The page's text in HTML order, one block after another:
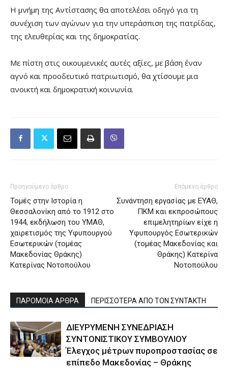
Η μνήμη της Αντίστασης θα αποτελέσει οδηγό για τη
συνέχιση των αγώνων για την υπεράσπιση της πατρίδας,
της ελευθερίας και της δημοκρατίας.
Με πίστη στις οικουμενικές αυτές αξίες, με βάση έναν
αγνό και προοδευτικό πατριωτισμό, θα χτίσουμε μια
ανοικτή και δημοκρατική κοινωνία.
Προηγούμενο άρθρο
Τομές στην Ιστορία η
Θεσσαλονίκη από το 1912 στο
1944, εκδήλωση του ΥΜΑΘ,
χαιρετισμός της Υφυπουργού
Εσωτερικών (τομέας
Μακεδονίας Θράκης)
Κατερίνας Νοτοπούλου
Επόμενο άρθρο
Συνάντηση εργασίας με ΕΥΑΘ,
ΠΚΜ και εκπροσώπους
επιμελητηρίων είχε η
Υφυπουργός Εσωτερικών
(τομέας Μακεδονίας και
Θράκης) Κατερίνα
Νοτοπούλου
ΠΑΡΟΜΟΙΑ ΑΡΘΡΑ ΠΕΡΙΣΣΟΤΕΡΑ ΑΠΟ ΤΟΝ ΣΥΝΤΑΚΤΗ
ΔΙΕΥΡΥΜΕΝΗ ΣΥΝΕΔΡΙΑΣΗ
ΣΥΝΤΟΝΙΣΤΙΚΟΥ ΣΥΜΒΟΥΛΙΟΥ
Έλεγχος μέτρων πυροπροστασίας σε
επίπεδο Μακεδονίας – Θράκης